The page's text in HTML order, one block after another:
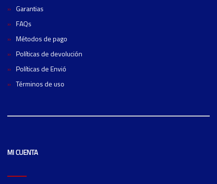
Garantias
FAQs
Métodos de pago
Políticas de devolución
Políticas de Envió
Términos de uso
MI CUENTA